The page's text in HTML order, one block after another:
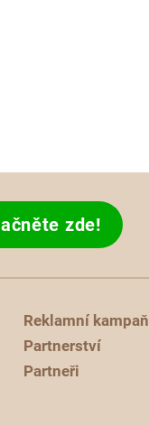
zde!
Reklamní kampaň
Partnerství
Partneři